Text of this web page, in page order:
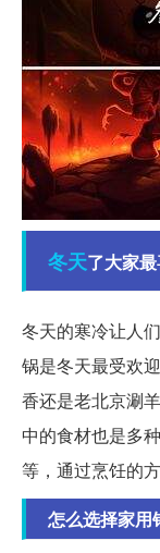
冬天了大家
冬天的寒冷让人
锅是冬天最受欢
香还是老北京涮
中的食材也是多
等，通过烹饪的
怎么选择家用